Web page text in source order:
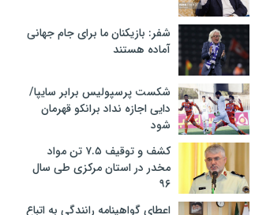
شفر: بازیکنان ما برای جام جهانی
آماده هستند
شکست پرسپولیس برابر سایپا/
دایی اجازه نداد برانکو قهرمان
شود
کشف و توقیف ۷.۵ تن مواد
مخدر در استان مرکزی طی سال
۹۶
اعطای گواهینامه رانندگی به اتباع